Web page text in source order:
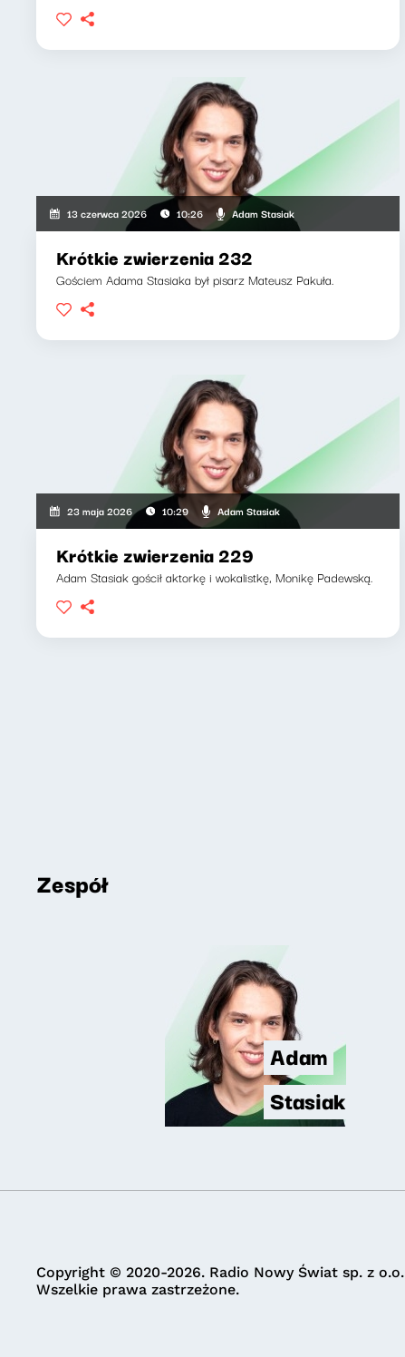
13 czerwca 2026 10:26 Adam Stasiak
Krótkie zwierzenia 232
Gościem Adama Stasiaka był pisarz Mateusz Pakuła.
23 maja 2026 10:29 Adam Stasiak
Krótkie zwierzenia 229
Adam Stasiak gościł aktorkę i wokalistkę, Monikę Padewską.
Zespół
Adam
Stasiak
Copyright © 2020-2026. Radio Nowy Świat sp. z o.o.
Wszelkie prawa zastrzeżone.